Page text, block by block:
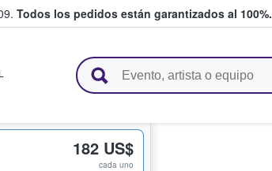
Todos los pedidos están garantizados al 100%.
fans
182 US$
cada uno